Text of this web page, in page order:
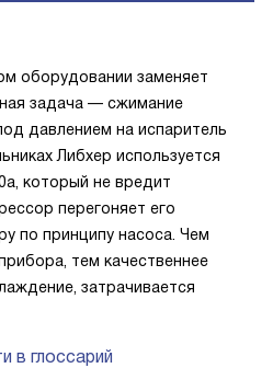
оборудовании заменяет
задача — сжимание
давлением на испаритель
Либхер используется
который не вредит
перегоняет его
по принципу насоса. Чем
тем качественнее
затрачивается
в глоссарий